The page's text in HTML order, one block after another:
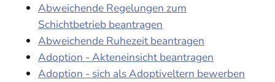
Abweichende Regelungen zum
Schichtbetrieb beantragen
Abweichende Ruhezeit beantragen
Adoption - Akteneinsicht beantragen
Adoption - sich als Adoptiveltern bewerben